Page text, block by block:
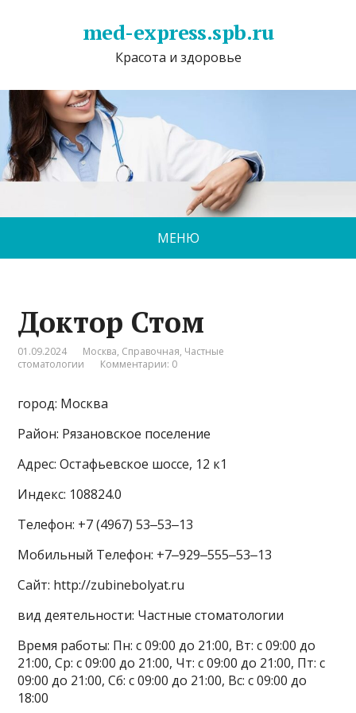
med-express.spb.ru
Красота и здоровье
МЕНЮ
Доктор Стом
01.09.2024 Москва, Справочная, Частные
стоматологии
Комментарии: 0
город: Москва
Район: Рязановское поселение
Адрес: Остафьевское шоссе, 12 к1
Индекс: 108824.0
Телефон: +7 (4967) 53‒53‒13
Мобильный Телефон: +7‒929‒555‒53‒13
Сайт: http://zubinebolyat.ru
вид деятельности: Частные стоматологии
Время работы: Пн: с 09:00 до 21:00, Вт: с 09:00 до
21:00, Ср: с 09:00 до 21:00, Чт: с 09:00 до 21:00, Пт: с
09:00 до 21:00, Сб: с 09:00 до 21:00, Вс: с 09:00 до
18:00